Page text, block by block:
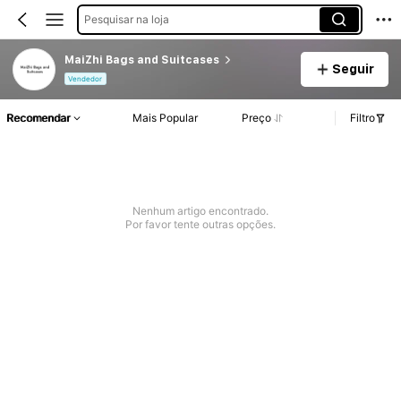
Pesquisar na loja
MaiZhi Bags and Suitcases
Vendedor
Seguir
Recomendar Mais Popular Preço Filtro
Nenhum artigo encontrado.
Por favor tente outras opções.